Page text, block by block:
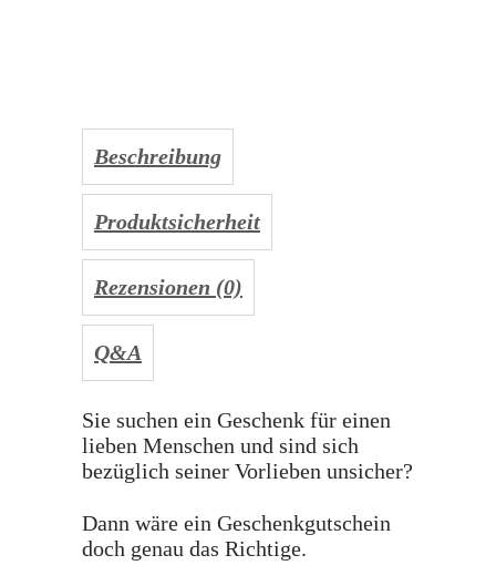
Beschreibung
Produktsicherheit
Rezensionen (0)
Q&A
Sie suchen ein Geschenk für einen
lieben Menschen und sind sich
bezüglich seiner Vorlieben unsicher?
Dann wäre ein Geschenkgutschein
doch genau das Richtige.